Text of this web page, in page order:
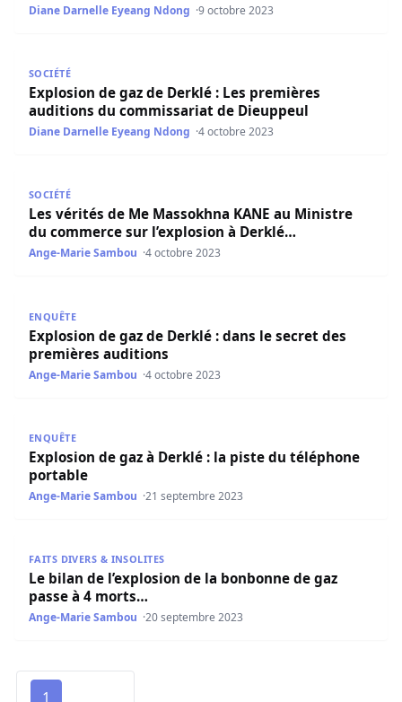
Diane Darnelle Eyeang Ndong 9 octobre 2023
SOCIÉTÉ
Explosion de gaz de Derklé : Les premières
auditions du commissariat de Dieuppeul
Diane Darnelle Eyeang Ndong 4 octobre 2023
SOCIÉTÉ
Les vérités de Me Massokhna KANE au Ministre
du commerce sur l’explosion à Derklé…
Ange-Marie Sambou 4 octobre 2023
ENQUÊTE
Explosion de gaz de Derklé : dans le secret des
premières auditions
Ange-Marie Sambou 4 octobre 2023
ENQUÊTE
Explosion de gaz à Derklé : la piste du téléphone
portable
Ange-Marie Sambou 21 septembre 2023
FAITS DIVERS & INSOLITES
Le bilan de l’explosion de la bonbonne de gaz
passe à 4 morts…
Ange-Marie Sambou 20 septembre 2023
1